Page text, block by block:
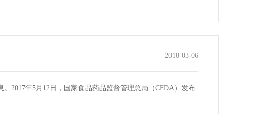
2018-03-06
2017年5月12日，国家食品药品监督管理总局（CFDA）发布